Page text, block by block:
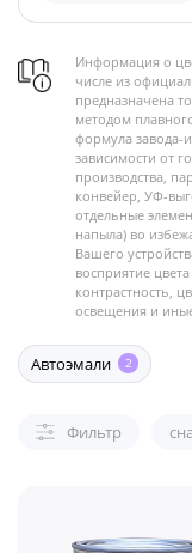
Информация о
числе из
предназначена
методом
формула завода-
зависимости от
производства,
конвейер, УФ-
отдельные
напыла) во
Вашего
восприятие
контрастность,
освещения и
Автоэмали 2
Фильтр